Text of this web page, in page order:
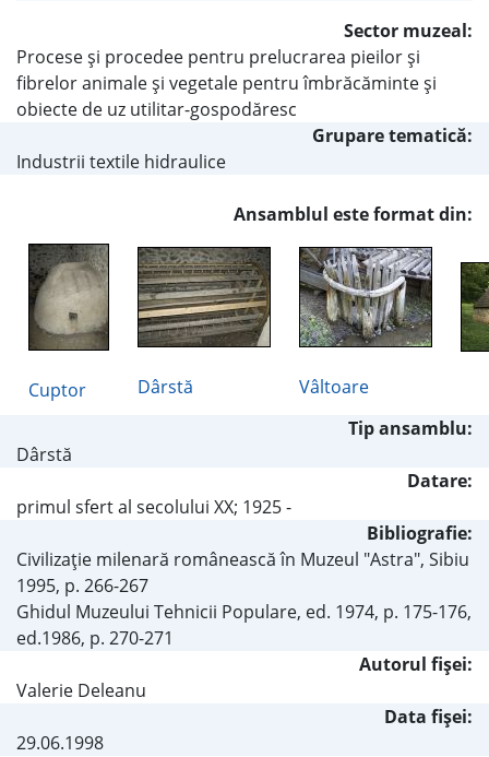
Sector muzeal:
Procese şi procedee pentru prelucrarea pieilor şi
fibrelor animale şi vegetale pentru îmbrăcăminte şi
obiecte de uz utilitar-gospodăresc
Grupare tematică:
Industrii textile hidraulice
Ansamblul este format din:
Cuptor Dârstă
Vâltoare
Tip ansamblu:
Dârstă
Datare:
primul sfert al secolului XX; 1925 -
Bibliografie:
Civilizaţie milenară românească în Muzeul "Astra", Sibiu
1995, p. 266-267
Ghidul Muzeului Tehnicii Populare, ed. 1974, p. 175-176,
ed.1986, p. 270-271
Autorul fişei:
Valerie Deleanu
Data fișei:
29.06.1998